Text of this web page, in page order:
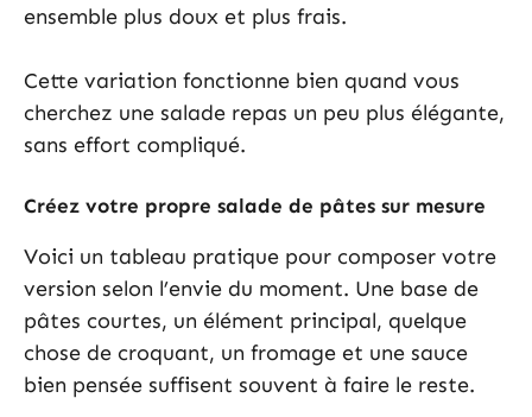
ensemble plus doux et plus frais.
Cette variation fonctionne bien quand vous
cherchez une salade repas un peu plus élégante,
sans effort compliqué.
Créez votre propre salade de pâtes sur mesure
Voici un tableau pratique pour composer votre
version selon l’envie du moment. Une base de
pâtes courtes, un élément principal, quelque
chose de croquant, un fromage et une sauce
bien pensée suffisent souvent à faire le reste.